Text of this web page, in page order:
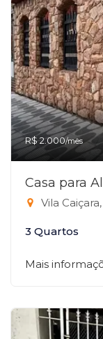
R$ 2.000/mês
Casa para
Vila
3 Quartos
Mais